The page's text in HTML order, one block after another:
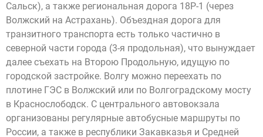
Сальск), а также региональная дорога 18Р-1 (через
Волжский на Астрахань). Объездная дорога для
транзитного транспорта есть только частично в
северной части города (3-я продольная), что вынуждает
далее съехать на Второю Продольную, идущую по
городской застройке. Волгу можно переехать по
плотине ГЭС в Волжский или по Волгоградскому мосту
в Краснослободск. С центрального автовокзала
организованы регулярные автобусные маршруты по
России, а также в республики Закавказья и Средней